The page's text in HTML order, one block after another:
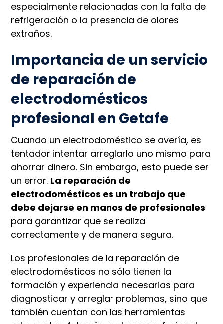
especialmente relacionadas con la falta de
refrigeración o la presencia de olores
extraños.
Importancia de un servicio
de reparación de
electrodomésticos
profesional en Getafe
Cuando un electrodoméstico se avería, es
tentador intentar arreglarlo uno mismo para
ahorrar dinero. Sin embargo, esto puede ser
un error. La reparación de
electrodomésticos es un trabajo que
debe dejarse en manos de profesionales
para garantizar que se realiza
correctamente y de manera segura.
Los profesionales de la reparación de
electrodomésticos no sólo tienen la
formación y experiencia necesarias para
diagnosticar y arreglar problemas, sino que
también cuentan con las herramientas